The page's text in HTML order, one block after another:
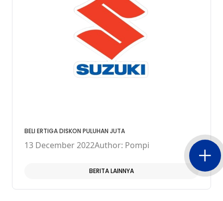
BELI ERTIGA DISKON PULUHAN JUTA
13 December 2022Author: Pompi
BERITA LAINNYA